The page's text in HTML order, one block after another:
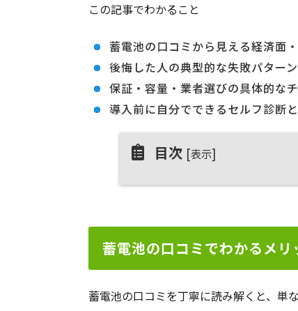
この記事でわかること
蓄電池の口コミから見える経済面
後悔した人の典型的な失敗パター
保証・容量・業者選びの具体的な
導入前に自分でできるセルフ診断
目次 [表示]
蓄電池の口コミでわかるメリ
蓄電池の口コミを丁寧に読み解くと、単